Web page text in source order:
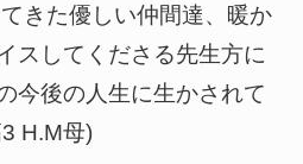
きた優しい仲間達、暖か
スしてくださる先生方に
今後の人生に生かされて
H.M母)